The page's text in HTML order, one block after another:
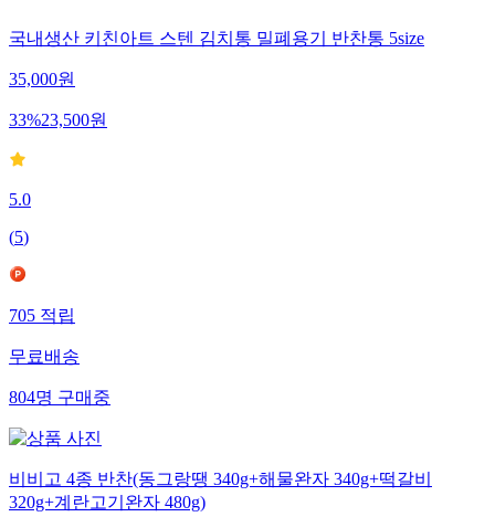
국내생산 키친아트 스텐 김치통 밀폐용기 반찬통 5size
35,000원
33%23,500원
5.0
(5)
705적립
무료배송
804명구매중
비비고 4종 반찬(동그랑땡 340g+해물완자 340g+떡갈비
320g+계란고기완자 480g)